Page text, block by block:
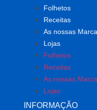
Folhetos
Receitas
As nossas
Lojas
Folhetos
Receitas
As nossas
Lojas
INFORMAÇÃO